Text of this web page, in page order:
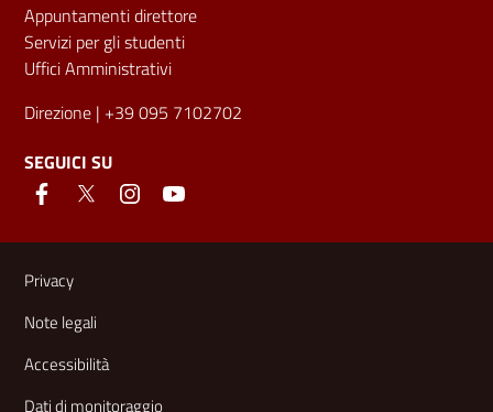
Appuntamenti direttore
Servizi per gli studenti
Uffici Amministrativi
Direzione | +39 095 7102702
SEGUICI SU
Link e informazioni utili
Privacy
Note legali
Accessibilità
Dati di monitoraggio